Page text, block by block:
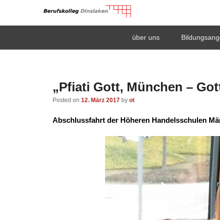
Berufskolleg
Schule der Sekundarstufe II des Kreises Wesel
über uns
„Pfiati Gott, München –
Posted on 12. März 2017 by ot
Abschlussfahrt der Höheren Handelsschulen